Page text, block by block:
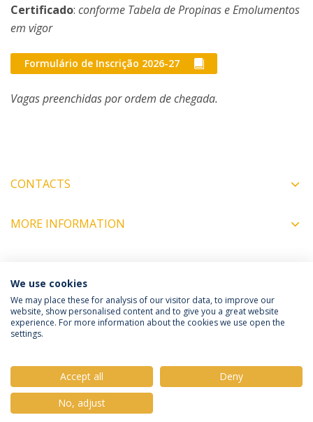
Certificado: conforme Tabela de Propinas e Emolumentos
em vigor
Formulário de Inscrição 2026-27
Vagas preenchidas por ordem de chegada.
CONTACTS
MORE INFORMATION
COORDINATORS
Política de Privacidade
Termos e Condições
© 2026 Universidade Católica Portuguesa
We use cookies
We may place these for analysis of our visitor data, to improve our
website, show personalised content and to give you a great website
experience. For more information about the cookies we use open the
settings.
Accept all
Deny
No, adjust